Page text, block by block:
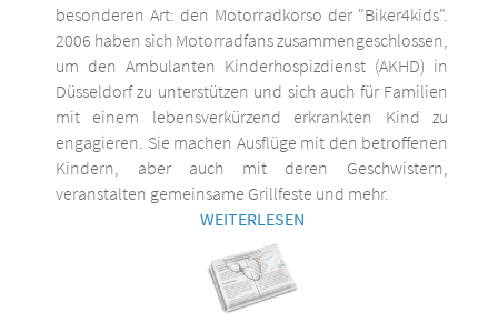
besonderen Art: den Motorradkorso der "Biker4kids".
2006 haben sich Motorradfans zusammengeschlossen,
um den Ambulanten Kinderhospizdienst (AKHD) in
Düsseldorf zu unterstützen und sich auch für Familien
mit einem lebensverkürzend erkrankten Kind zu
engagieren. Sie machen Ausflüge mit den betroffenen
Kindern, aber auch mit deren Geschwistern,
veranstalten gemeinsame Grillfeste und mehr.
WEITERLESEN